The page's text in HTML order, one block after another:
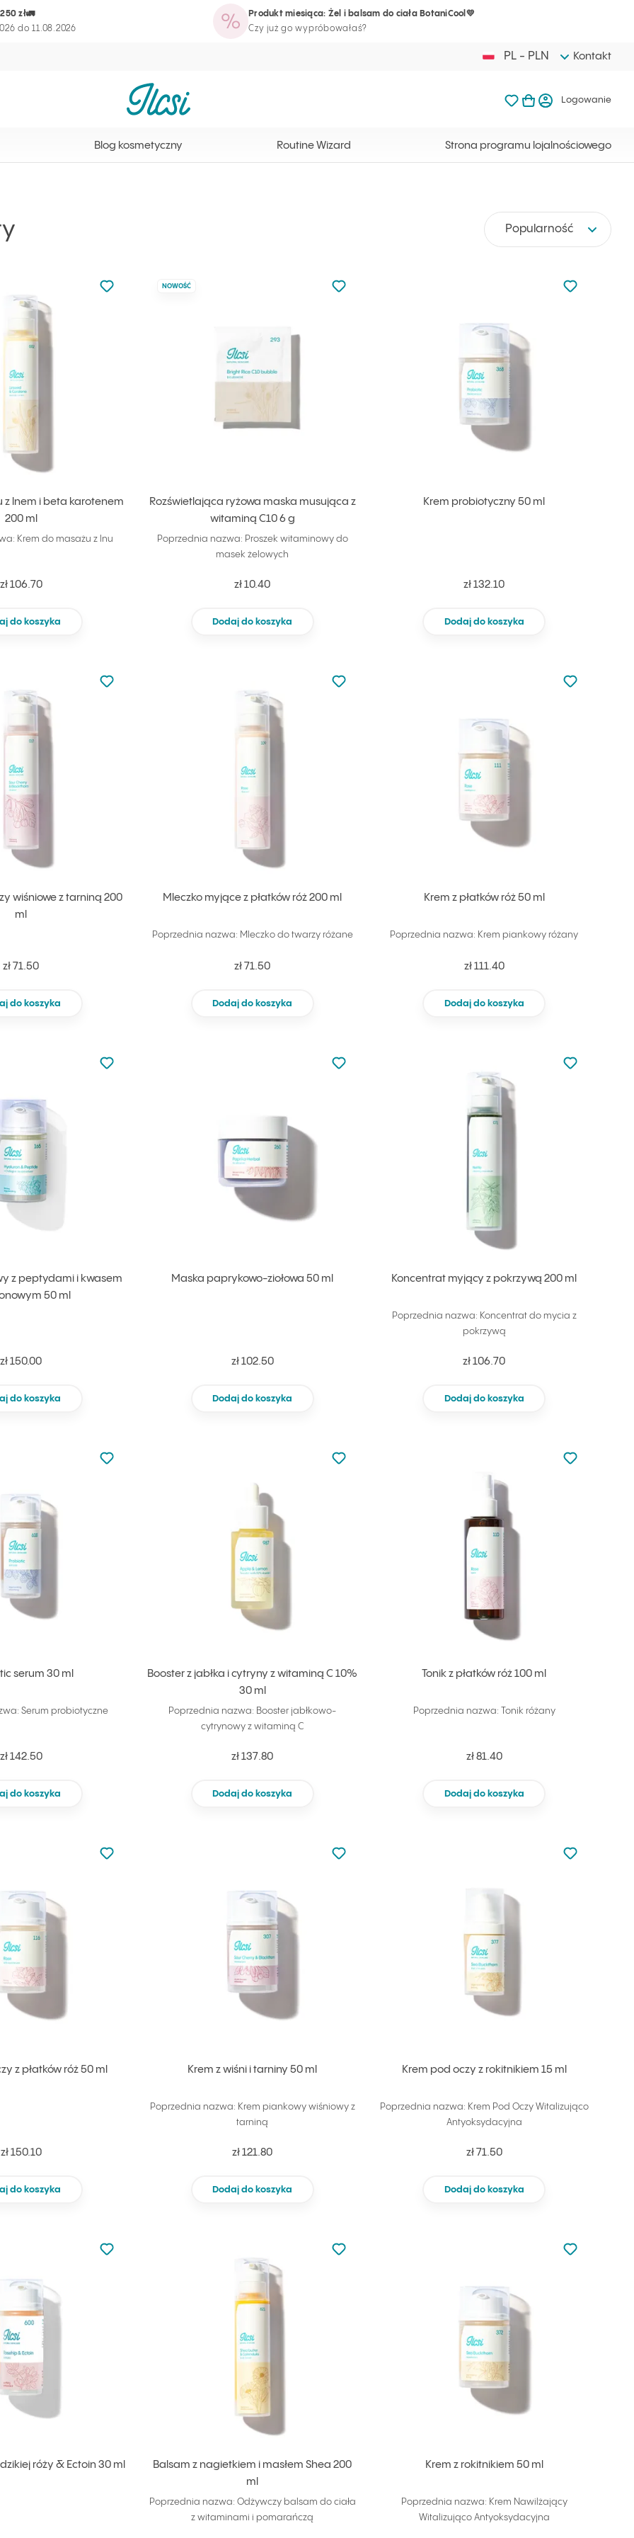
zł🚛
do 11.08.2026
Produkt miesiąca: Żel i balsam do ciała BotaniCool💛
Czy już go wypróbowałaś?
Routine Wizard Strona programu lojalnościowego
PL - PLN Kontakt
Strona główna Ilcsi
Ulubione produkty Ilcsi
Twój koszyk jest
Mój koszykLogowanie
Blog kosmetyczny Routine Wizard Strona programu lojalnościowego
Popularność
z lnem i beta karotenem
200 ml
Krem do masażu z lnu
zł 106.70
do koszyka
Nie dodano do ulubionych
Dodaj do ulubionych
Rozświetlająca ryżowa maska musująca z
witaminą C10 6 g
NOWOŚĆ
Poprzednia nazwa: Proszek witaminowy do
masek żelowych
zł 10.40
Dodaj do koszyka
Nie dodano do ulubionych
Dodaj do ulubionych
Krem probiotyczny 50 ml
zł 132.10
Dodaj do koszyka
Nie dodano
Dodaj do
wiśniowe z tarniną 200
ml
zł 71.50
do koszyka
Nie dodano do ulubionych
Dodaj do ulubionych
Mleczko myjące z płatków róż 200 ml
Poprzednia nazwa: Mleczko do twarzy różane
zł 71.50
Dodaj do koszyka
Nie dodano do ulubionych
Dodaj do ulubionych
Krem z płatków róż 50 ml
Poprzednia nazwa: Krem piankowy różany
zł 111.40
Dodaj do koszyka
Nie dodano
Dodaj do
z peptydami i kwasem
50 ml
zł 150.00
do koszyka
Nie dodano do ulubionych
Dodaj do ulubionych
Maska paprykowo-ziołowa 50 ml
zł 102.50
Dodaj do koszyka
Nie dodano do ulubionych
Dodaj do ulubionych
Koncentrat myjący z pokrzywą 200 ml
Poprzednia nazwa: Koncentrat do mycia z
pokrzywą
zł 106.70
Dodaj do koszyka
Nie dodano
Dodaj do
serum 30 ml
Serum probiotyczne
zł 142.50
do koszyka
Nie dodano do ulubionych
Dodaj do ulubionych
Booster z jabłka i cytryny z witaminą C 10%
30 ml
Poprzednia nazwa: Booster jabłkowo-
cytrynowy z witaminą C
zł 137.80
Dodaj do koszyka
Nie dodano do ulubionych
Dodaj do ulubionych
Tonik z płatków róż 100 ml
Poprzednia nazwa: Tonik różany
zł 81.40
Dodaj do koszyka
Nie dodano
Dodaj do
z płatków róż 50 ml
zł 150.10
do koszyka
Nie dodano do ulubionych
Dodaj do ulubionych
Krem z wiśni i tarniny 50 ml
Poprzednia nazwa: Krem piankowy wiśniowy z
tarniną
zł 121.80
Dodaj do koszyka
Nie dodano do ulubionych
Dodaj do ulubionych
Krem pod oczy z rokitnikiem 15 ml
Poprzednia nazwa: Krem Pod Oczy Witalizująco
Antyoksydacyjna
zł 71.50
Dodaj do koszyka
Nie dodano
Dodaj do
róży & Ectoin 30 ml
Nie dodano do ulubionych
Dodaj do ulubionych
Balsam z nagietkiem i masłem Shea 200
ml
Poprzednia nazwa: Odżywczy balsam do ciała
z witaminami i pomarańczą
Nie dodano do ulubionych
Dodaj do ulubionych
Krem z rokitnikiem 50 ml
Poprzednia nazwa: Krem Nawilżający
Witalizująco Antyoksydacyjna
Nie dodano
Dodaj do